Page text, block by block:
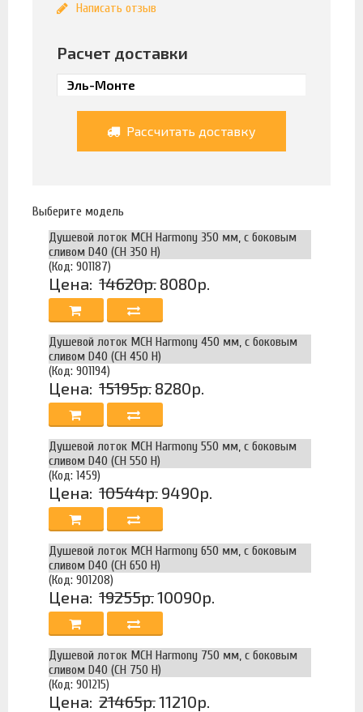
Написать отзыв
Расчет доставки
Рассчитать доставку
Выберите модель
Душевой лоток MCH Harmony 350 мм, с боковым
сливом D40 (CH 350 H)
(Код: 901187)
Цена: 14620р. 8080р.
Душевой лоток MCH Harmony 450 мм, с боковым
сливом D40 (CH 450 H)
(Код: 901194)
Цена: 15195р. 8280р.
Душевой лоток MCH Harmony 550 мм, с боковым
сливом D40 (CH 550 H)
(Код: 1459)
Цена: 10544р. 9490р.
Душевой лоток MCH Harmony 650 мм, с боковым
сливом D40 (CH 650 H)
(Код: 901208)
Цена: 19255р.10090р.
Душевой лоток MCH Harmony 750 мм, с боковым
сливом D40 (CH 750 H)
(Код: 901215)
Цена: 21465р.11210р.